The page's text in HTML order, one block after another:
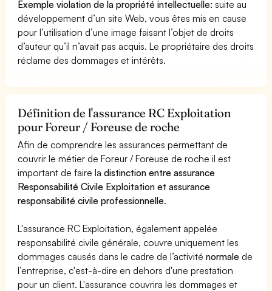
Exemple violation de la propriété intellectuelle: suite au
développement d’un site Web, vous êtes mis en cause
pour l’utilisation d’une image faisant l’objet de droits
d’auteur qu’il n’avait pas acquis. Le propriétaire des droits
réclame des dommages et intérêts.
Définition de l'assurance RC Exploitation
pour Foreur / Foreuse de roche
Afin de comprendre les assurances permettant de
couvrir le métier de Foreur / Foreuse de roche il est
important de faire ladistinction entre assurance
Responsabilité Civile Exploitation et assurance
responsabilité civile professionnelle.
L'assurance RC Exploitation, également appelée
responsabilité civile générale, couvre uniquement les
dommages causés dans le cadre de l’activiténormale de
l’entreprise, c'est-à-dire en dehors d'une prestation
pour un client. L'assurance couvrira les dommages et